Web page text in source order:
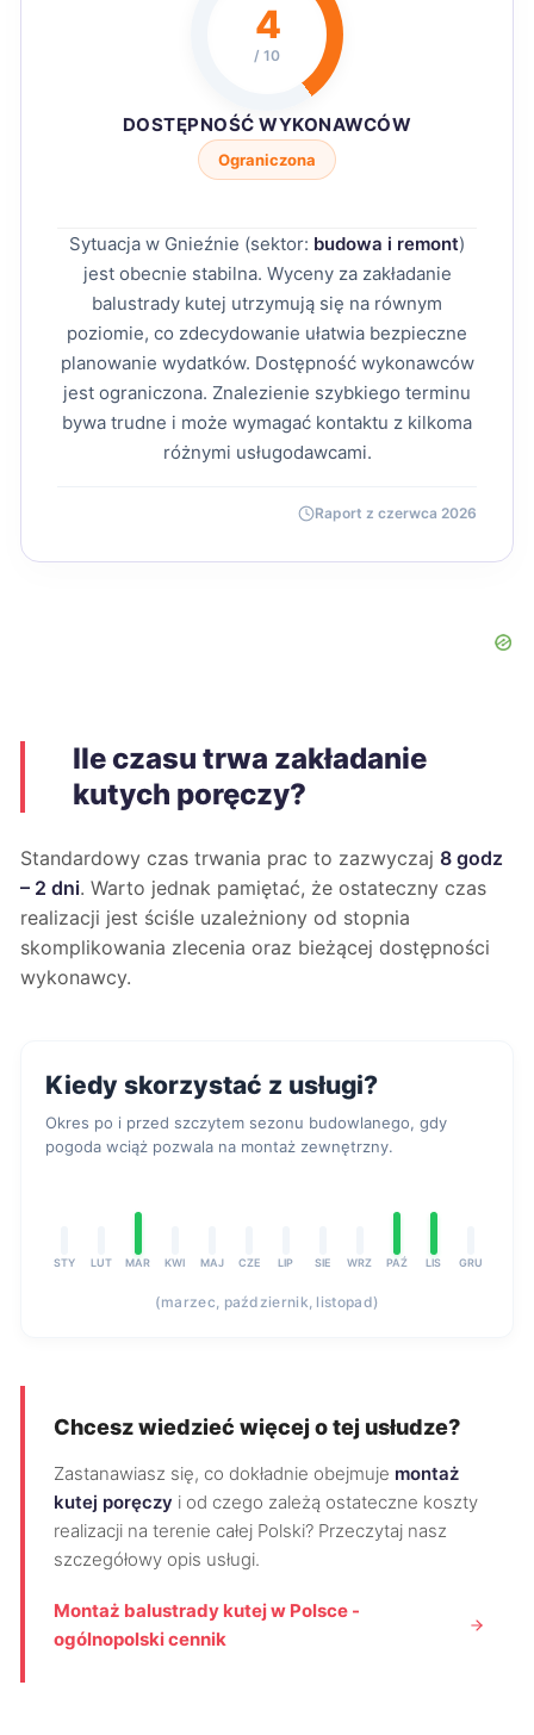
4
/ 10
DOSTĘPNOŚĆ WYKONAWCÓW
Ograniczona
Sytuacja w Gnieźnie (sektor: budowa i remont)
jest obecnie stabilna. Wyceny za zakładanie
balustrady kutej utrzymują się na równym
poziomie, co zdecydowanie ułatwia bezpieczne
planowanie wydatków. Dostępność wykonawców
jest ograniczona. Znalezienie szybkiego terminu
bywa trudne i może wymagać kontaktu z kilkoma
różnymi usługodawcami.
Raport z czerwca 2026
Ile czasu trwa zakładanie
kutych poręczy?
Standardowy czas trwania prac to zazwyczaj 8 godz
– 2 dni. Warto jednak pamiętać, że ostateczny czas
realizacji jest ściśle uzależniony od stopnia
skomplikowania zlecenia oraz bieżącej dostępności
wykonawcy.
Kiedy skorzystać z usługi?
Okres po i przed szczytem sezonu budowlanego, gdy
pogoda wciąż pozwala na montaż zewnętrzny.
STY LUT MAR KWI MAJ CZE LIP SIE WRZ PAŹ LIS GRU
(marzec, październik, listopad)
Chcesz wiedzieć więcej o tej usłudze?
Zastanawiasz się, co dokładnie obejmuje montaż
kutej poręczy i od czego zależą ostateczne koszty
realizacji na terenie całej Polski? Przeczytaj nasz
szczegółowy opis usługi.
Montaż balustrady kutej w Polsce -
ogólnopolski cennik